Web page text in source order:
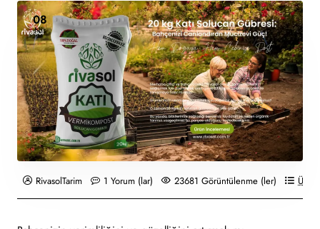
08
Nis
RivasolTarim 1 Yorum (lar) 23681 Görüntülenme (ler)